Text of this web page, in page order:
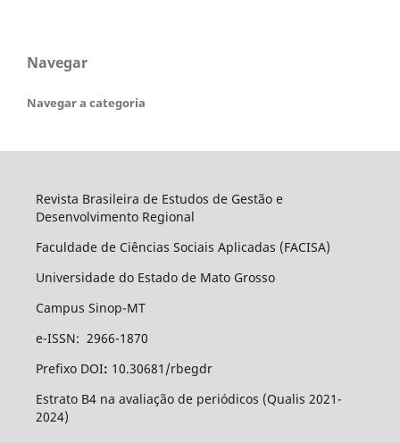
Navegar
Navegar a categoria
Revista Brasileira de Estudos de Gestão e
Desenvolvimento Regional
Faculdade de Ciências Sociais Aplicadas (FACISA)
Universidade do Estado de Mato Grosso
Campus Sinop-MT
e-ISSN: 2966-1870
Prefixo DOI: 10.30681/rbegdr
Estrato B4 na avaliação de periódicos (Qualis 2021-
2024)